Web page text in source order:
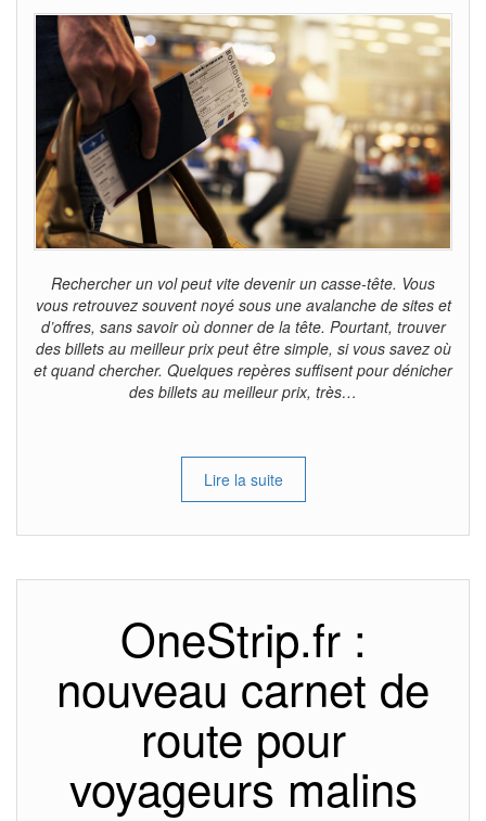
Rechercher un vol peut vite devenir un casse-tête. Vous
vous retrouvez souvent noyé sous une avalanche de sites et
d’offres, sans savoir où donner de la tête. Pourtant, trouver
des billets au meilleur prix peut être simple, si vous savez où
et quand chercher. Quelques repères suffisent pour dénicher
des billets au meilleur prix, très…
Lire la suite
OneStrip.fr :
nouveau carnet de
route pour
voyageurs malins